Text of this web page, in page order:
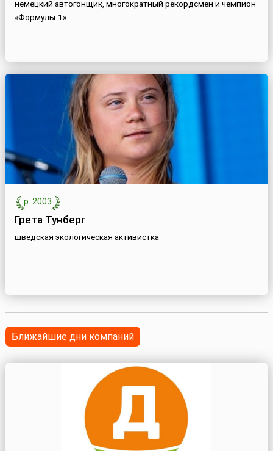
немецкий автогонщик, многократный рекордсмен и чемпион
«Формулы-1»
р. 2003
Грета Тунберг
шведская экологическая активистка
Ближайшие дни компаний